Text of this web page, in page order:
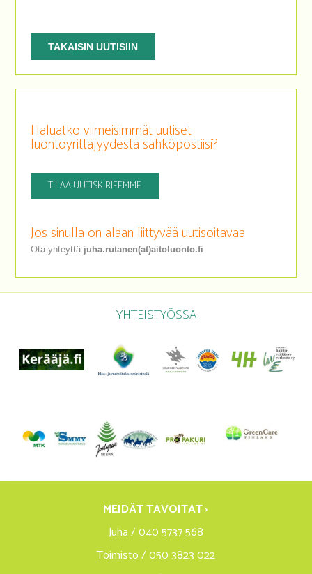
TAKAISIN UUTISIIN
Haluatko viimeisimmät uutiset
luontoyrittäjyydestä sähköpostiisi?
TILAA UUTISKIRJEEMME
Jos sinulla on alaan liittyvää uutisoitavaa
Ota yhteyttä juha.rutanen(at)aitoluonto.fi
YHTEISTYÖSSÄ
MEIDÄT TAVOITAT ›
Juha / 040 5737 568
Toimisto / 050 3823 022